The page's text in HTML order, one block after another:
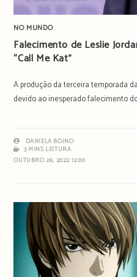
NO MUNDO
Falecimento de Leslie
“Call Me Kat”
A produção da terceira temporada
devido ao inesperado falecimento
DANIELA BOINO
3 MINS LEITURA
OUTUBRO 26, 2022 12:00